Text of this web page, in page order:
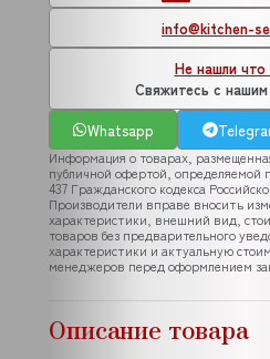
info@kitchen-
Не нашли что
Свяжитесь с
Whatsapp
Информация о товарах,
публичной офертой,
437 Гражданского кодекса
Производители вправе вносить
характеристики, внешний вид,
товаров без предварительного
характеристики и актуальную
менеджеров перед оформлением
Описание товара